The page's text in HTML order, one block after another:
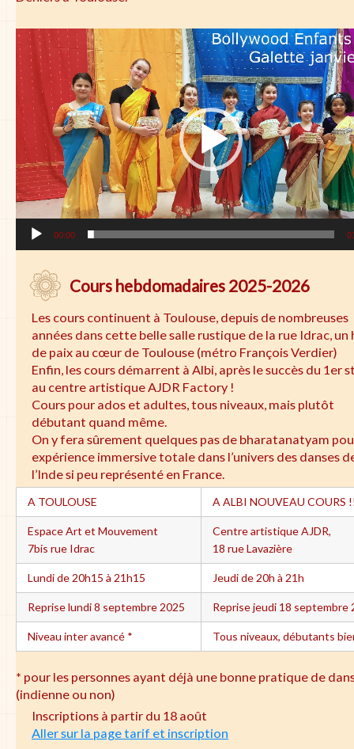
Lecteur
vidéo
00:00
Cours hebdomadaires 2025-2026
Les cours continuent à Toulouse, depuis de nombreuses
années dans cette belle salle rustique de la rue Idrac, un
de paix au cœur de Toulouse (métro François Verdier)
Enfin, les cours démarrent à Albi, après le succès du 1er
au centre artistique AJDR Factory !
Cours pour ados et adultes, tous niveaux, mais plutôt
débutant quand même.
On y fera sûrement quelques pas de bharatanatyam
expérience immersive totale dans l’univers des danses
l’Inde si peu représenté en France.
A TOULOUSE A ALBI NOUVEAU COURS
Espace Art et Mouvement
7bis rue Idrac
Centre artistique AJDR,
18 rue Lavazière
Lundi de 20h15 à 21h15 Jeudi de 20h à 21h
Reprise lundi 8 septembre 2025 Reprise jeudi 18 septembre
Niveau inter avancé * Tous niveaux, débutants
* pour les personnes ayant déjà une bonne pratique de
(indienne ou non)
Inscriptions à partir du 18 août
Aller sur la page tarif et inscription